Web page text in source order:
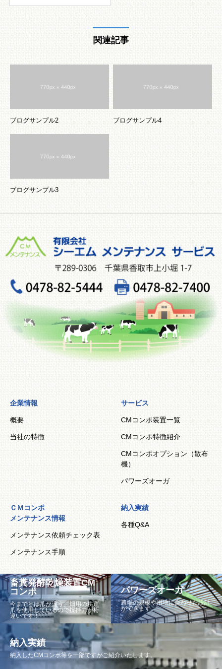
関連記事
ブログサンプル2 ブログサンプル4
ブログサンプル3
企業情報
概要
当社の特徴
サービス
CMコンポ装置一覧
CMコンポ特徴紹介
CMコンポオプション（散布
機）
パワーズオーガ
ＣＭコンポ
メンテナンス情報
メンテナンス依頼チェック表
メンテナンス手順
納入実績
各種Q&A
畜糞発酵乾燥装置CM
コンポ
今までとは爪が違う。畑用の耕運
爪を使用しているので撹拌力が桁
違いです！
パワーズオーガ
農場の規模や用地に合わせた設計
ができます。
納入実績
納入したCMコンポ等を一部ですがご紹介いたします。